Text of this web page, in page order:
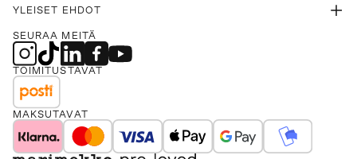
YLEISET EHDOT
SEURAA MEITÄ
TOIMITUSTAVAT
MAKSUTAVAT